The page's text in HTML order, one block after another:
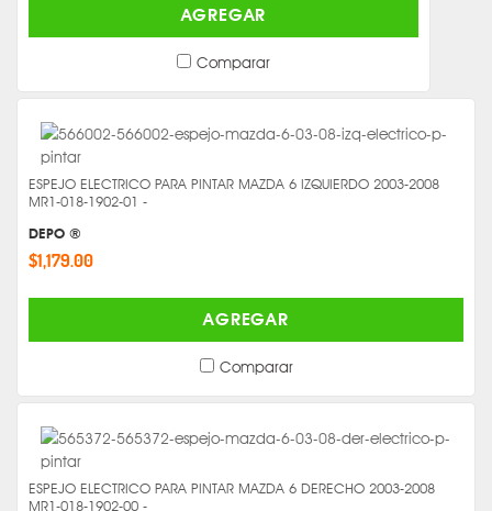
AGREGAR
Comparar
ESPEJO ELECTRICO PARA PINTAR MAZDA 6 IZQUIERDO 2003-2008
MR1-018-1902-01 -
DEPO ®
$1,179.00
AGREGAR
Comparar
ESPEJO ELECTRICO PARA PINTAR MAZDA 6 DERECHO 2003-2008
MR1-018-1902-00 -